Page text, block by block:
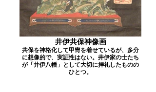
井伊共保神像画
共保を神格化して甲冑を着せているが、多分
に想像的で、実証性はない。井伊家の士たち
が「井伊八幡」として大切に拝礼したものの
ひとつ。